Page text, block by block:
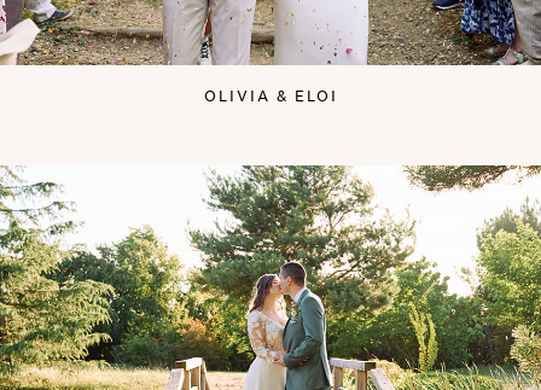
OLIVIA & ELOI